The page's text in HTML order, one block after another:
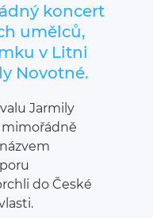
koncert
umělců,
v Litni
Novotné.
Jarmily
do České